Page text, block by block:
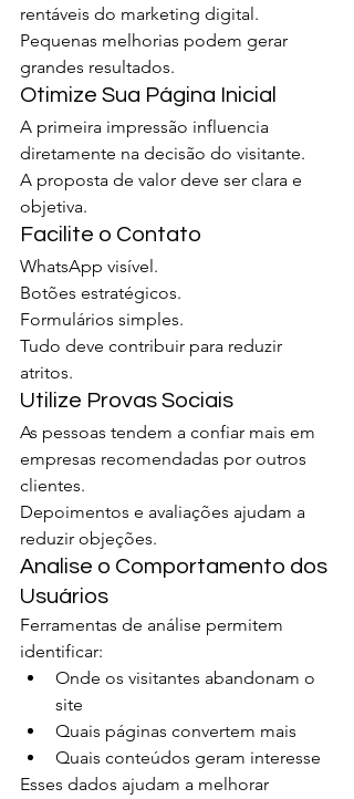
rentáveis do marketing digital.
Pequenas melhorias podem gerar
grandes resultados.
Otimize Sua Página Inicial
A primeira impressão influencia
diretamente na decisão do visitante.
A proposta de valor deve ser clara e
objetiva.
Facilite o Contato
WhatsApp visível.
Botões estratégicos.
Formulários simples.
Tudo deve contribuir para reduzir
atritos.
Utilize Provas Sociais
As pessoas tendem a confiar mais em
empresas recomendadas por outros
clientes.
Depoimentos e avaliações ajudam a
reduzir objeções.
Analise o Comportamento dos
Usuários
Ferramentas de análise permitem
identificar:
Onde os visitantes abandonam o
site
Quais páginas convertem mais
Quais conteúdos geram interesse
Esses dados ajudam a melhorar